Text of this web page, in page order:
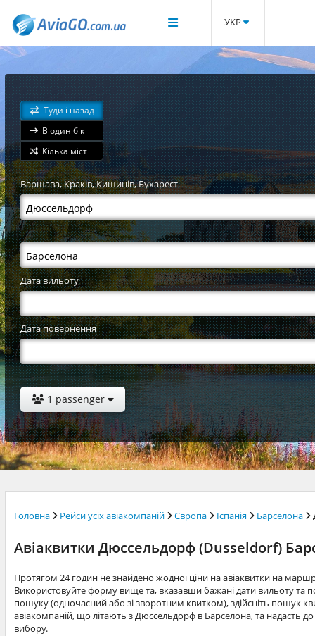
УКР
Туди і назад
В один бік
Кілька міст
Варшава,Краків,Кишинів,Бухарест
Дата вильоту
Дата повернення
1 passenger
Головна Рейси усіх авіакомпаній Європа Іспанія Барселона
Авіаквитки Дюссельдорф (Dusseldorf)
Протягом 24 годин не знайдено жодної ціни на авіаквитки на
Використовуйте форму вище та, вказавши бажані дати вильоту та
пошуку (одночасний або зі зворотним квитком), здійсніть пошук
авіакомпаній, що літають з Дюссельдорф в Барселона, та надасть
вибору.